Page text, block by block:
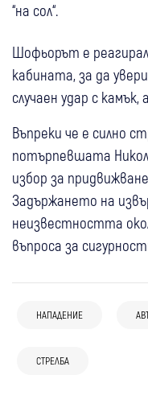
“на сол“.
Шофьорът е
кабината, за да
случаен удар с
Въпреки че е силно
потърпевшата Никол
избор за
Задържането на
неизвестността
въпроса за
НАПАДЕНИЕ
СТРЕЛБА
оставено само
България
годишно момче
България